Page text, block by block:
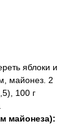
яблоки и
майонез. 2
100 г
майонеза):